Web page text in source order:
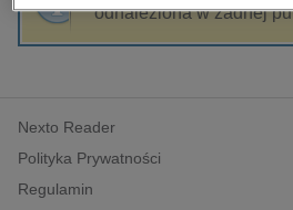
hobby, sport, rozrywka
komputery, internet,
polityka, społeczno-
psychologiczne
inne
odnaleziona w żadnej
Nexto Reader
Polityka Prywatności
Regulamin